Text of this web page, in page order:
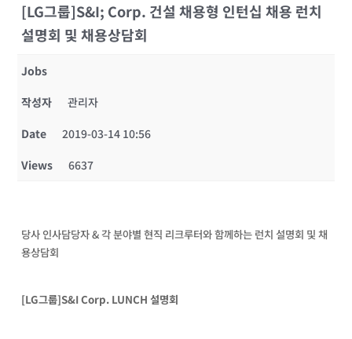
[LG그룹]S&I; Corp. 건설 채용형 인턴십 채용 런치
설명회 및 채용상담회
Jobs
작성자
관리자
Date
2019-03-14 10:56
Views
6637
당사 인사담당자 & 각 분야별 현직 리크루터와 함께하는 런치 설명회 및 채
용상담회
[LG그룹]S&I Corp. LUNCH 설명회